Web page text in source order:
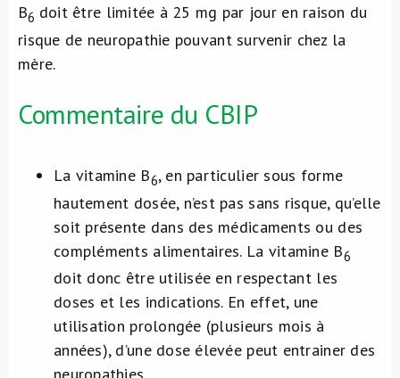
B6 doit être limitée à 25 mg par jour en raison du
risque de neuropathie pouvant survenir chez la
mère.
Commentaire du CBIP
La vitamine B6, en particulier sous forme
hautement dosée, n’est pas sans risque, qu’elle
soit présente dans des médicaments ou des
compléments alimentaires. La vitamine B6
doit donc être utilisée en respectant les
doses et les indications. En effet, une
utilisation prolongée (plusieurs mois à
années), d’une dose élevée peut entrainer des